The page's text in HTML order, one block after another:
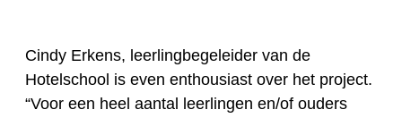
Cindy Erkens, leerlingbegeleider van de
Hotelschool is even enthousiast over het project.
“Voor een heel aantal leerlingen en/of ouders